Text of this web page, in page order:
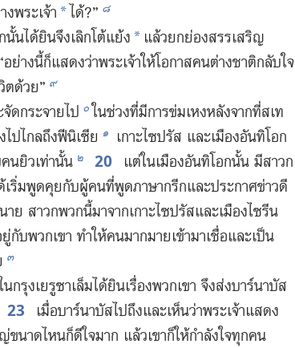
พระเจ้า * ได้?” ๘
นั้น​ได้​ยิน​จึง​เลิก​โต้​แย้ง * แล้ว​ยกย่อง​สรรเสริญ​
ย่าง​นี้​ก็​แสดง​ว่า​พระเจ้า​ให้​โอกาส​คน​ต่าง​ชาติ​กลับ​ใจ​
ต​ด้วย” ๙
ด​กระจาย​ไป ๐ ใน​ช่วง​ที่​มี​การ​ข่มเหง​หลัง​จาก​ที่​สเท
ไป​ไกล​ถึง​ฟีนิเซีย ๑
เกาะ​ไซปรัส และ​เมือง​อันทิโอก
น​ยิว​เท่า​นั้น ๒ 20
แต่​ใน​เมือง​อันทิโอก​นั้น มี​สาวก​
เริ่ม​พูด​คุย​กับ​ผู้​คน​ที่​พูด​ภาษา​กรีก​และ​ประกาศ​ข่าว​ดี​
าย สาวก​พวก​นี้​มา​จาก​เกาะ​ไซปรัส​และ​เมือง​ไซรีน
กับ​พวก​เขา ทำ​ให้​คน​มาก​มาย​เข้า​มา​เชื่อ​และ​เป็น​
๓
กรุง​เยรูซาเล็ม​ได้​ยิน​เรื่อง​พวก​เขา จึง​ส่ง​บาร์นาบัส
23
เมื่อ​บาร์นาบัส​ไป​ถึง​และ​เห็น​ว่า​พระเจ้า​แสดง​
นาด​ไหน​ก็​ดีใจ​มาก แล้ว​เขา​ก็​ให้​กำลังใจ​ทุก​คน